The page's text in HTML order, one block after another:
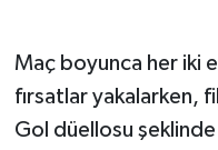
Maç boyunca her iki
fırsatlar yakalarken,
Gol düellosu şeklinde